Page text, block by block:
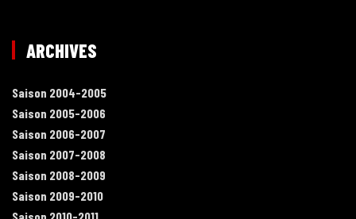
ARCHIVES
Saison 2004-2005
Saison 2005-2006
Saison 2006-2007
Saison 2007-2008
Saison 2008-2009
Saison 2009-2010